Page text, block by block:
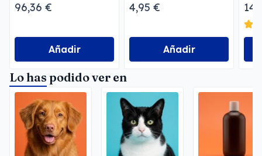
96,36 €
Añadir
4,95 €
Añadir
Lo has podido ver en